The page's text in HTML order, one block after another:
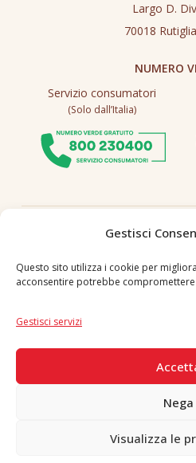
Gestisci
Questo sito utilizza i cookie per
acconsentire potrebbe compromettere
Gestisci servizi
Nega
Visualizza le
Largo D.
70018
NUMERO
Servizio consumatori
(Solo dall’Italia)
Seguici
Copyright © 2026 F. Divella S.p.A. -